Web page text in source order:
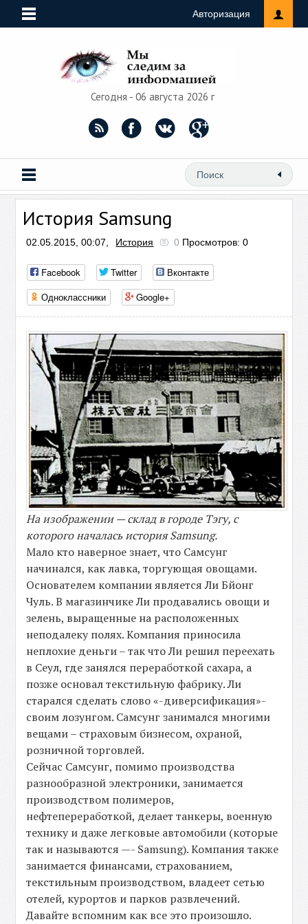
Авторизация
Сегодня - 06 августа 2026 г
История Samsung
02.05.2015, 00:07, История 0 Просмотров: 0
Facebook Twitter
Вконтакте
Одноклассники
Google+
На изображении — склад в городе Тэгу, с
которого началась история Samsung.
Мало кто наверное знает, что Самсунг
начинался, как лавка, торгующая овощами.
Основателем компании является Ли Бйонг
Чуль. В магазинчике Ли продавались овощи и
зелень, выращенные на расположенных
неподалеку полях. Компания приносила
неплохие деньги – так что Ли решил переехать
в Сеул, где занялся переработкой сахара, а
позже основал текстильную фабрику. Ли
старался сделать слово «-диверсификация»-
своим лозунгом. Самсунг занимался многими
вещами – страховым бизнесом, охраной,
розничной торговлей.
Сейчас Самсунг, помимо производства
разнообразной электроники, занимается
производством полимеров,
нефтепереработкой, делает танкеры, военную
технику и даже легковые автомобили (которые
так и называются —- Samsung). Компания также
занимается финансами, страхованием,
текстильным производством, владеет сетью
отелей, курортов и парков развлечений.
Давайте вспомним как все это произошло.